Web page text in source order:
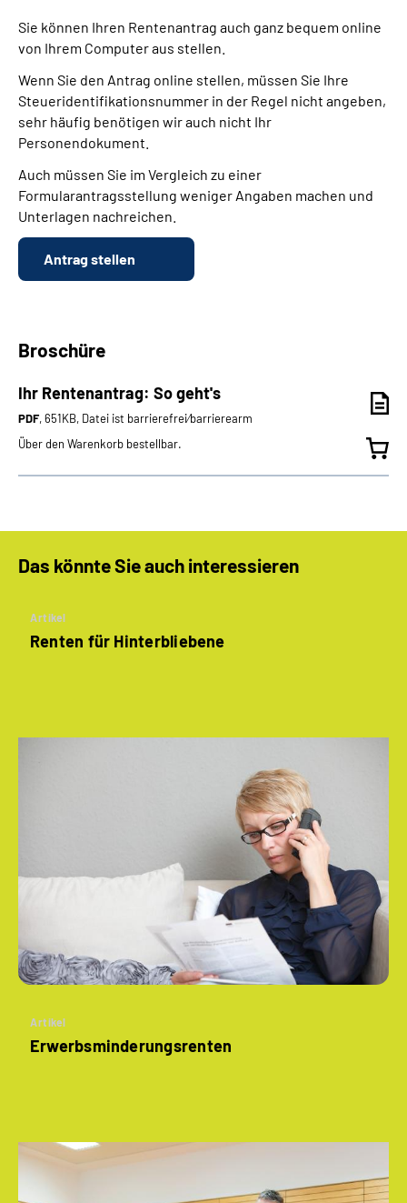
Sie können Ihren Rentenantrag auch ganz bequem online
von Ihrem Computer aus stellen.
Wenn Sie den Antrag online stellen, müssen Sie Ihre
Steueridentifikationsnummer in der Regel nicht angeben,
sehr häufig benötigen wir auch nicht Ihr
Personendokument.
Auch müssen Sie im Vergleich zu einer
Formularantragsstellung weniger Angaben machen und
Unterlagen nachreichen.
Antrag stellen
Broschüre
Ihr Rentenantrag: So geht's
PDF, 651KB, Datei ist barrierefrei⁄barrierearm
Über den Warenkorb bestellbar.
Das könnte Sie auch interessieren
Artikel
Renten für Hinterbliebene
Artikel
­Erwerbsminderungs­renten